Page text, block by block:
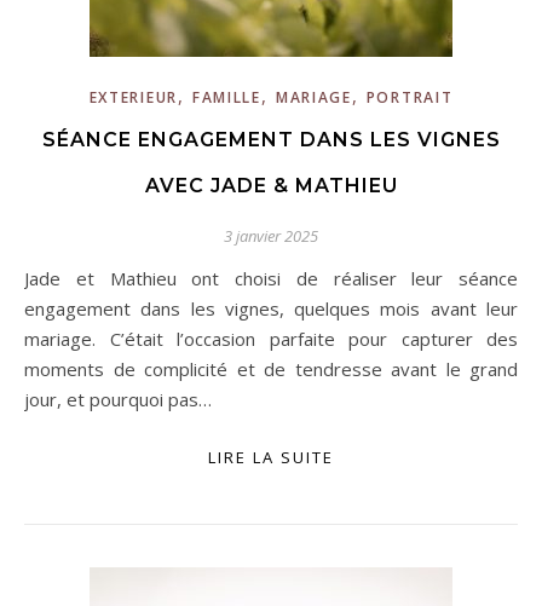
EXTERIEUR, FAMILLE, MARIAGE, PORTRAIT
SÉANCE ENGAGEMENT DANS LES VIGNES
AVEC JADE & MATHIEU
3 janvier 2025
Jade et Mathieu ont choisi de réaliser leur séance
engagement dans les vignes, quelques mois avant leur
mariage. C’était l’occasion parfaite pour capturer des
moments de complicité et de tendresse avant le grand
jour, et pourquoi pas…
LIRE LA SUITE